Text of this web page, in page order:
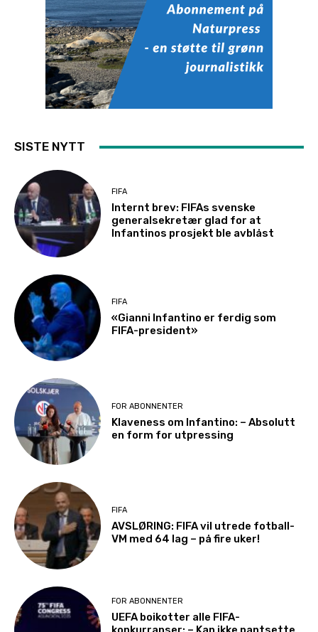
SISTE NYTT
FIFA
Internt brev: FIFAs svenske
generalsekretær glad for at
Infantinos prosjekt ble avblåst
FIFA
«Gianni Infantino er ferdig som
FIFA-president»
FOR ABONNENTER
Klaveness om Infantino: – Absolutt
en form for utpressing
FIFA
AVSLØRING: FIFA vil utrede fotball-
VM med 64 lag – på fire uker!
FOR ABONNENTER
UEFA boikotter alle FIFA-